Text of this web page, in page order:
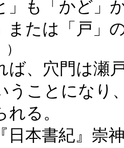
も「かど」
または「戸」
、穴門は瀬
うことになり
れる。
本書紀』崇